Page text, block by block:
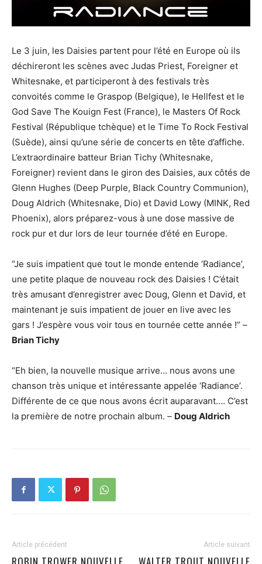
Le 3 juin, les Daisies partent pour l’été en Europe où ils
déchireront les scènes avec Judas Priest, Foreigner et
Whitesnake, et participeront à des festivals très
convoités comme le Graspop (Belgique), le Hellfest et le
God Save The Kouign Fest (France), le Masters Of Rock
Festival (République tchèque) et le Time To Rock Festival
(Suède), ainsi qu’une série de concerts en tête d’affiche.
L’extraordinaire batteur Brian Tichy (Whitesnake,
Foreigner) revient dans le giron des Daisies, aux côtés de
Glenn Hughes (Deep Purple, Black Country Communion),
Doug Aldrich (Whitesnake, Dio) et David Lowy (MINK, Red
Phoenix), alors préparez-vous à une dose massive de
rock pur et dur lors de leur tournée d’été en Europe.
“Je suis impatient que tout le monde entende ‘Radiance’,
une petite plaque de nouveau rock des Daisies ! C’était
très amusant d’enregistrer avec Doug, Glenn et David, et
maintenant je suis impatient de jouer en live avec les
gars ! J’espère vous voir tous en tournée cette année !” –
Brian Tichy
“Eh bien, la nouvelle musique arrive… nous avons une
chanson très unique et intéressante appelée ‘Radiance’.
Différente de ce que nous avons écrit auparavant…. C’est
la première de notre prochain album. – Doug Aldrich
Article précédent Article suivant